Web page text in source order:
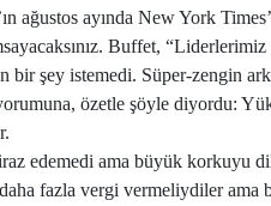
ağustos ayında New York
Buffet,
bir şey istemedi. Süper-zengin
özetle şöyle diyordu: Yük
edemedi ama büyük korkuyu
fazla vergi vermeliydiler